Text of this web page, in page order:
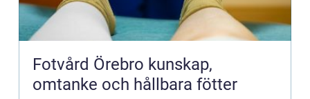
Fotvård Örebro kunskap,
omtanke och hållbara fötter